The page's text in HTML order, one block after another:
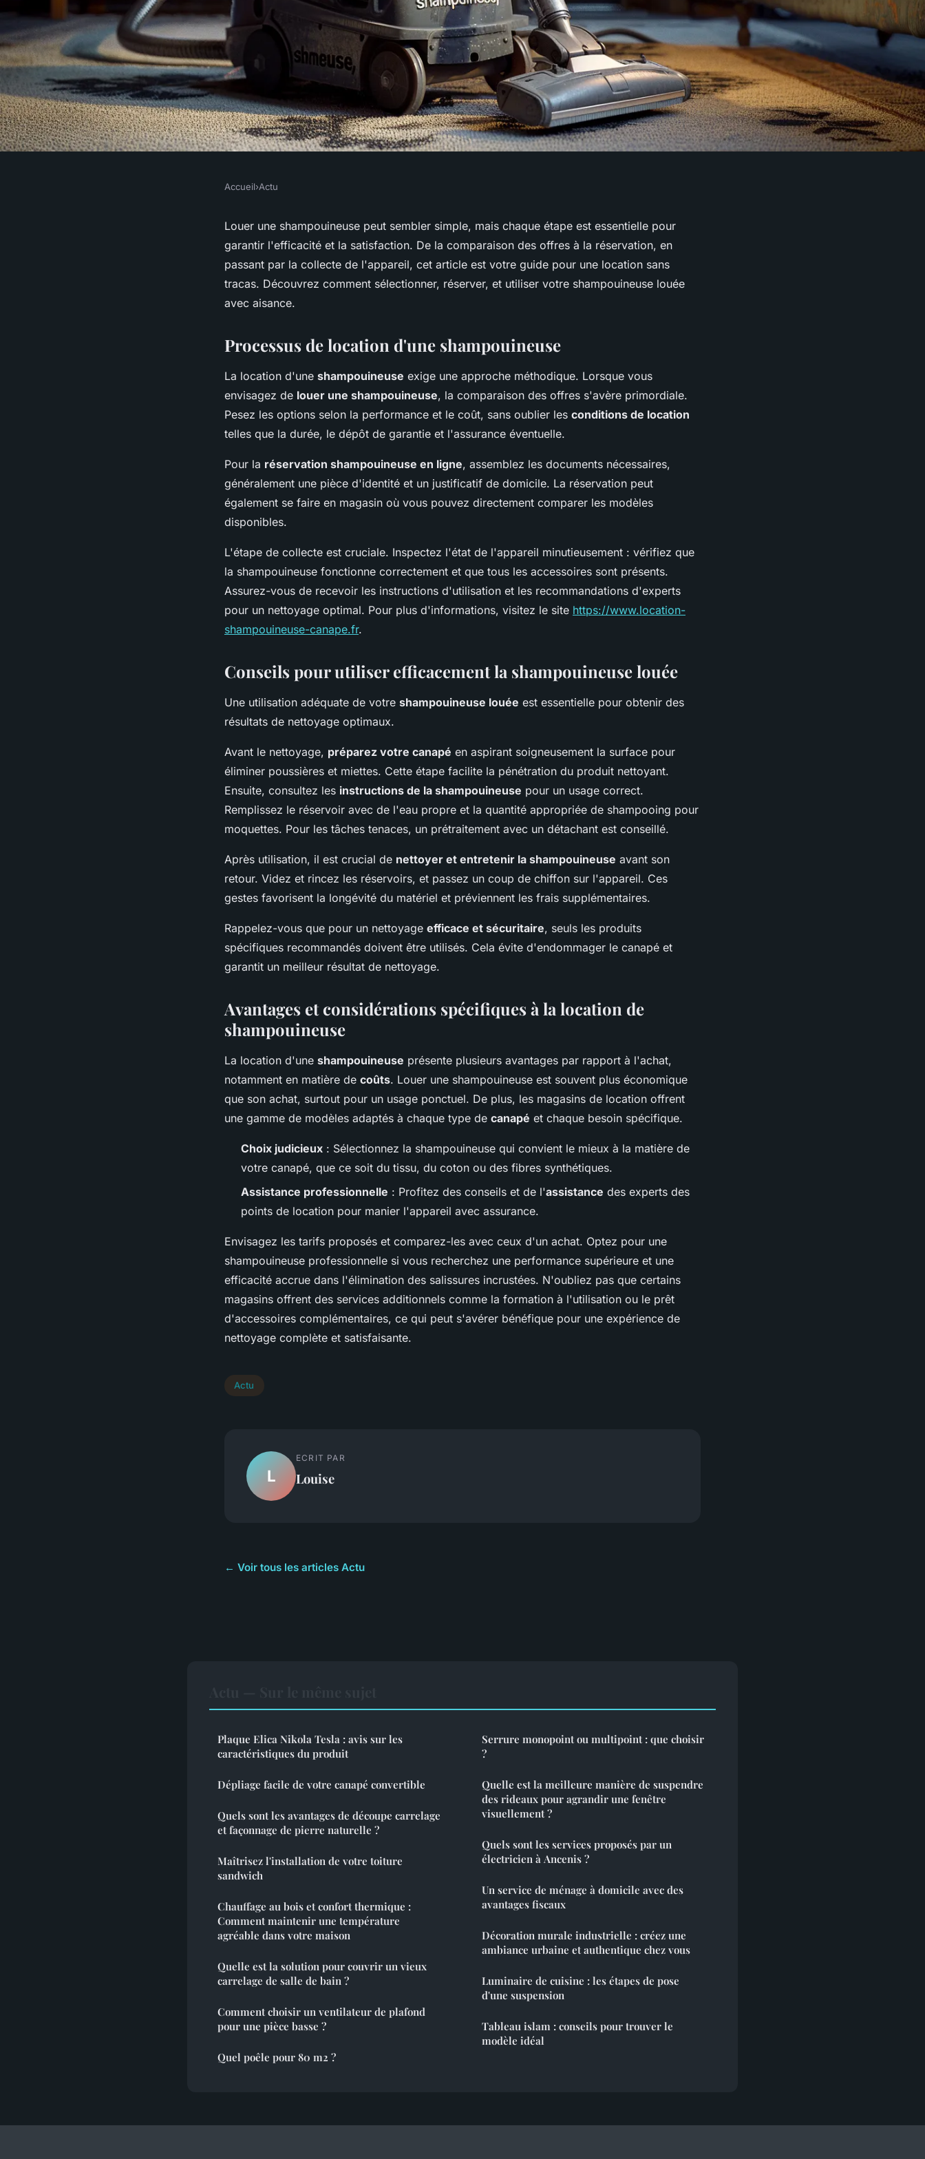
Shampouineuse : les étapes à suivre
pour une location
Accueil›Actu
Louer une shampouineuse peut sembler simple, mais chaque étape est essentielle pour
garantir l'efficacité et la satisfaction. De la comparaison des offres à la réservation, en
passant par la collecte de l'appareil, cet article est votre guide pour une location sans
tracas. Découvrez comment sélectionner, réserver, et utiliser votre shampouineuse louée
avec aisance.
Processus de location d'une shampouineuse
La location d'une shampouineuse exige une approche méthodique. Lorsque vous
envisagez de louer une shampouineuse, la comparaison des offres s'avère primordiale.
Pesez les options selon la performance et le coût, sans oublier les conditions de location
telles que la durée, le dépôt de garantie et l'assurance éventuelle.
Pour la réservation shampouineuse en ligne, assemblez les documents nécessaires,
généralement une pièce d'identité et un justificatif de domicile. La réservation peut
également se faire en magasin où vous pouvez directement comparer les modèles
disponibles.
L'étape de collecte est cruciale. Inspectez l'état de l'appareil minutieusement : vérifiez que
la shampouineuse fonctionne correctement et que tous les accessoires sont présents.
Assurez-vous de recevoir les instructions d'utilisation et les recommandations d'experts
pour un nettoyage optimal. Pour plus d'informations, visitez le site https://www.location-
shampouineuse-canape.fr.
Conseils pour utiliser efficacement la shampouineuse louée
Une utilisation adéquate de votre shampouineuse louée est essentielle pour obtenir des
résultats de nettoyage optimaux.
Avant le nettoyage, préparez votre canapé en aspirant soigneusement la surface pour
éliminer poussières et miettes. Cette étape facilite la pénétration du produit nettoyant.
Ensuite, consultez les instructions de la shampouineuse pour un usage correct.
Remplissez le réservoir avec de l'eau propre et la quantité appropriée de shampooing pour
moquettes. Pour les tâches tenaces, un prétraitement avec un détachant est conseillé.
Après utilisation, il est crucial de nettoyer et entretenir la shampouineuse avant son
retour. Videz et rincez les réservoirs, et passez un coup de chiffon sur l'appareil. Ces
gestes favorisent la longévité du matériel et préviennent les frais supplémentaires.
Rappelez-vous que pour un nettoyage efficace et sécuritaire, seuls les produits
spécifiques recommandés doivent être utilisés. Cela évite d'endommager le canapé et
garantit un meilleur résultat de nettoyage.
Avantages et considérations spécifiques à la location de
shampouineuse
La location d'une shampouineuse présente plusieurs avantages par rapport à l'achat,
notamment en matière de coûts. Louer une shampouineuse est souvent plus économique
que son achat, surtout pour un usage ponctuel. De plus, les magasins de location offrent
une gamme de modèles adaptés à chaque type de canapé et chaque besoin spécifique.
Choix judicieux : Sélectionnez la shampouineuse qui convient le mieux à la matière de
votre canapé, que ce soit du tissu, du coton ou des fibres synthétiques.
Assistance professionnelle : Profitez des conseils et de l'assistance des experts des
points de location pour manier l'appareil avec assurance.
Envisagez les tarifs proposés et comparez-les avec ceux d'un achat. Optez pour une
shampouineuse professionnelle si vous recherchez une performance supérieure et une
efficacité accrue dans l'élimination des salissures incrustées. N'oubliez pas que certains
magasins offrent des services additionnels comme la formation à l'utilisation ou le prêt
d'accessoires complémentaires, ce qui peut s'avérer bénéfique pour une expérience de
nettoyage complète et satisfaisante.
Actu
L
ECRIT PAR
Louise
← Voir tous les articles Actu
Plaque Elica Nikola Tesla : avis sur les
caractéristiques du produit
Dépliage facile de votre canapé convertible
Quels sont les avantages de découpe carrelage
et façonnage de pierre naturelle ?
Maîtrisez l'installation de votre toiture
sandwich
Chauffage au bois et confort thermique :
Comment maintenir une température
agréable dans votre maison
Quelle est la solution pour couvrir un vieux
carrelage de salle de bain ?
Comment choisir un ventilateur de plafond
pour une pièce basse ?
Quel poêle pour 80 m2 ?
Serrure monopoint ou multipoint : que choisir
?
Quelle est la meilleure manière de suspendre
des rideaux pour agrandir une fenêtre
visuellement ?
Quels sont les services proposés par un
électricien à Ancenis ?
Un service de ménage à domicile avec des
avantages fiscaux
Décoration murale industrielle : créez une
ambiance urbaine et authentique chez vous
Luminaire de cuisine : les étapes de pose
d'une suspension
Tableau islam : conseils pour trouver le
modèle idéal